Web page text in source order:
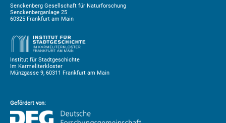
Senckenberg Gesellschaft für Naturforschung
Senckenberganlage 25
60325 Frankfurt am Main
Institut für Stadtgeschichte
Im Karmeliterkloster
Münzgasse 9, 60311 Frankfurt am Main
Gefördert von: